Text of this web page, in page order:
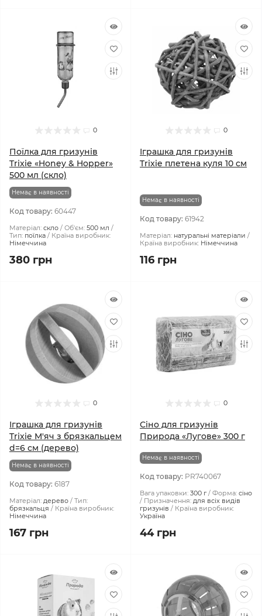
0
Поїлка для гризунів
Trixie «Honey & Hopper»
500 мл (скло)
Немає в наявності
Код товару: 60447
Матеріал: скло Об'єм: 500 мл
Тип: поїлка
Країна виробник:
Німеччина
380 грн
0
Іграшка для гризунів
Trixie плетена куля 10 см
Немає в наявності
Код товару: 61942
Матеріал: натуральні матеріали
Країна виробник: Німеччина
116 грн
0
Іграшка для гризунів
Trixie М'яч з брязкальцем
d=6 см (дерево)
Немає в наявності
Код товару: 6187
Матеріал: дерево
Тип:
брязкальця
Країна виробник:
Німеччина
167 грн
0
Сіно для гризунів
Природа «Лугове» 300 г
Немає в наявності
Код товару: PR740067
Вага упаковки: 300 г Форма: сіно
Призначення: для всіх видів
гризунів
Країна виробник:
Україна
44 грн